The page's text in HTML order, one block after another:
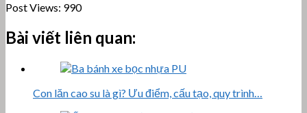
Post Views: 990
Bài viết liên quan:
Con lăn cao su là gì? Ưu điểm, cấu tạo, quy trình…